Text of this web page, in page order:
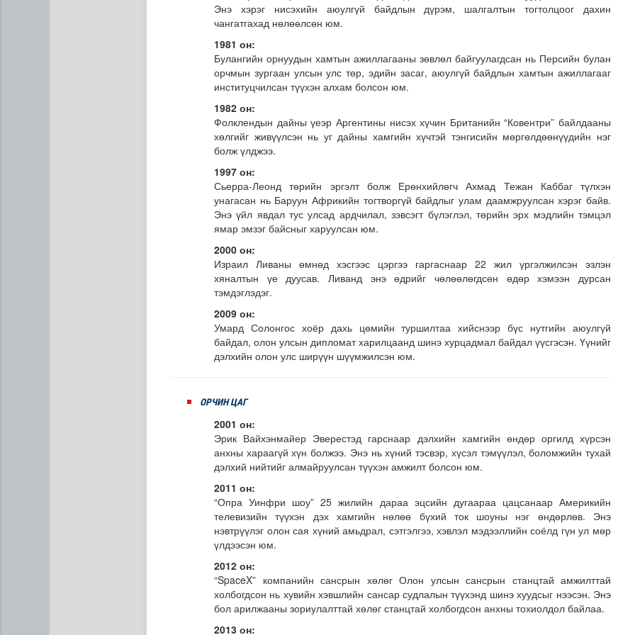
Энэ хэрэг нисэхийн аюулгүй байдлын дүрэм, шалгалтын тогтолцоог дахин
чангатгахад нөлөөлсөн юм.
1981 он:
Булангийн орнуудын хамтын ажиллагааны зөвлөл байгуулагдсан нь Персийн булан
орчмын зургаан улсын улс төр, эдийн засаг, аюулгүй байдлын хамтын ажиллагааг
институцчилсан түүхэн алхам болсон юм.
1982 он:
Фолклендын дайны үеэр Аргентины нисэх хүчин Британийн “Ковентри” байлдааны
хөлгийг живүүлсэн нь уг дайны хамгийн хүчтэй тэнгисийн мөргөлдөөнүүдийн нэг
болж үлджээ.
1997 он:
Сьерра-Леонд төрийн эргэлт болж Ерөнхийлөгч Ахмад Тежан Каббаг түлхэн
унагасан нь Баруун Африкийн тогтворгүй байдлыг улам даамжруулсан хэрэг байв.
Энэ үйл явдал тус улсад ардчилал, зэвсэгт бүлэглэл, төрийн эрх мэдлийн тэмцэл
ямар эмзэг байсныг харуулсан юм.
2000 он:
Израил Ливаны өмнөд хэсгээс цэргээ гаргаснаар 22 жил үргэлжилсэн эзлэн
хяналтын үе дуусав. Ливанд энэ өдрийг чөлөөлөгдсөн өдөр хэмээн дурсан
тэмдэглэдэг.
2009 он:
Умард Солонгос хоёр дахь цөмийн туршилтаа хийснээр бүс нутгийн аюулгүй
байдал, олон улсын дипломат харилцаанд шинэ хурцадмал байдал үүсгэсэн. Үүнийг
дэлхийн олон улс ширүүн шүүмжилсэн юм.
ОРЧИН ЦАГ
2001 он:
Эрик Вайхэнмайер Эверестэд гарснаар дэлхийн хамгийн өндөр оргилд хүрсэн
анхны хараагүй хүн болжээ. Энэ нь хүний тэсвэр, хүсэл тэмүүлэл, боломжийн тухай
дэлхий нийтийг алмайруулсан түүхэн амжилт болсон юм.
2011 он:
“Опра Уинфри шоу” 25 жилийн дараа эцсийн дугаараа цацсанаар Америкийн
телевизийн түүхэн дэх хамгийн нөлөө бүхий ток шоуны нэг өндөрлөв. Энэ
нэвтрүүлэг олон сая хүний амьдрал, сэтгэлгээ, хэвлэл мэдээллийн соёлд гүн ул мөр
үлдээсэн юм.
2012 он:
“SpaceX” компанийн сансрын хөлөг Олон улсын сансрын станцтай амжилттай
холбогдсон нь хувийн хэвшлийн сансар судлалын түүхэнд шинэ хуудсыг нээсэн. Энэ
бол арилжааны зориулалттай хөлөг станцтай холбогдсон анхны тохиолдол байлаа.
2013 он: